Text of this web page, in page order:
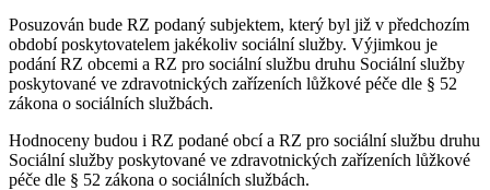
Posuzován bude RZ podaný subjektem, který byl již v předchozím
období poskytovatelem jakékoliv sociální služby. Výjimkou je
podání RZ obcemi a RZ pro sociální službu druhu Sociální služby
poskytované ve zdravotnických zařízeních lůžkové péče dle § 52
zákona o sociálních službách.
Hodnoceny budou i RZ podané obcí a RZ pro sociální službu druhu
Sociální služby poskytované ve zdravotnických zařízeních lůžkové
péče dle § 52 zákona o sociálních službách.